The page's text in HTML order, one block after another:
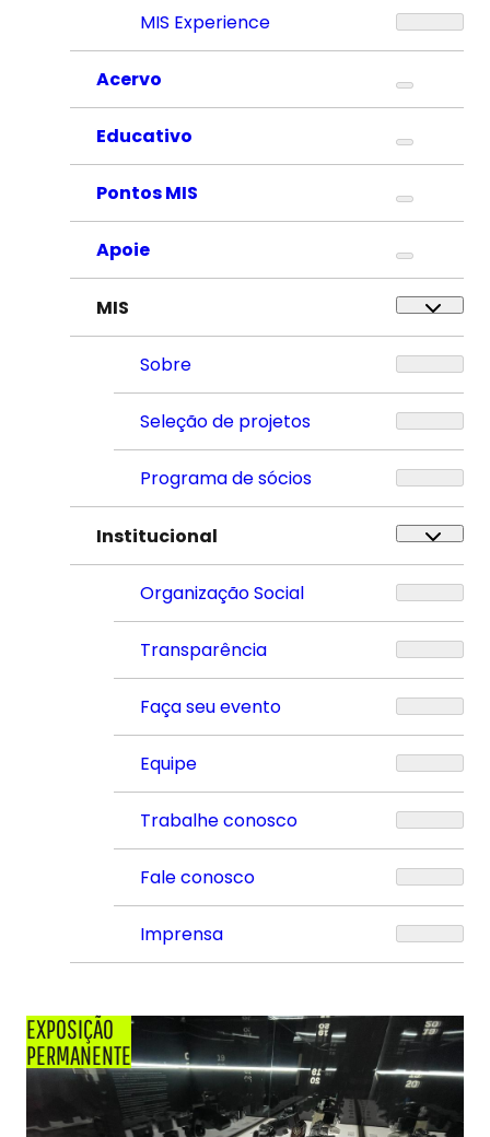
MIS Experience
Acervo
Educativo
Pontos MIS
Apoie
MIS
Sobre
Seleção de projetos
Programa de sócios
Institucional
Organização Social
Transparência
Faça seu evento
Equipe
Trabalhe conosco
Fale conosco
Imprensa
EXPOSIÇÃO
PERMANENTE